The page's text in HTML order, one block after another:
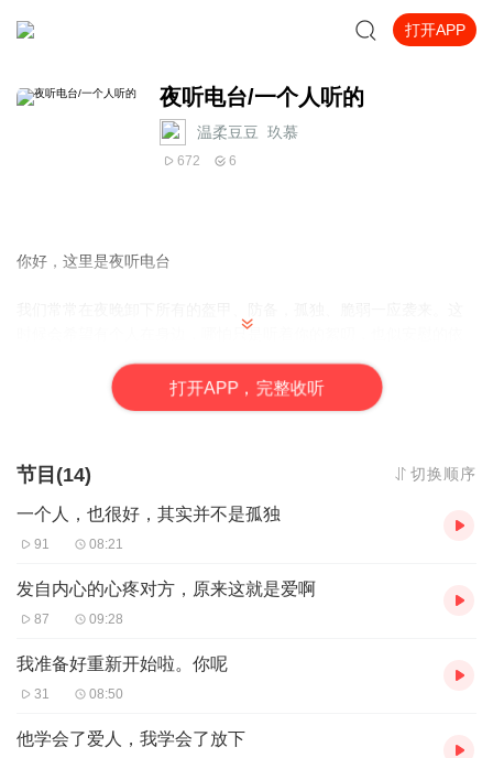
打开APP
夜听电台/一个人听的
温柔豆豆_玖慕
672 6
你好，这里是夜听电台
时候会希望有个人在身边，哪怕只是听着你的絮叨，也似安慰的依
倾诉对象。这本书关于亲情、友情、爱情，关于都市人的欢愉悲
喜……有人过着你向往的
是繁星满天，我都想陪你路过所有的夜晚。
打开APP，完整收听
节目(14) 切换顺序
一个人，也很好，其实并不是孤独
91 08:21
发自内心的心疼对方，原来这就是爱啊
87 09:28
我准备好重新开始啦。你呢
31 08:50
他学会了爱人，我学会了放下